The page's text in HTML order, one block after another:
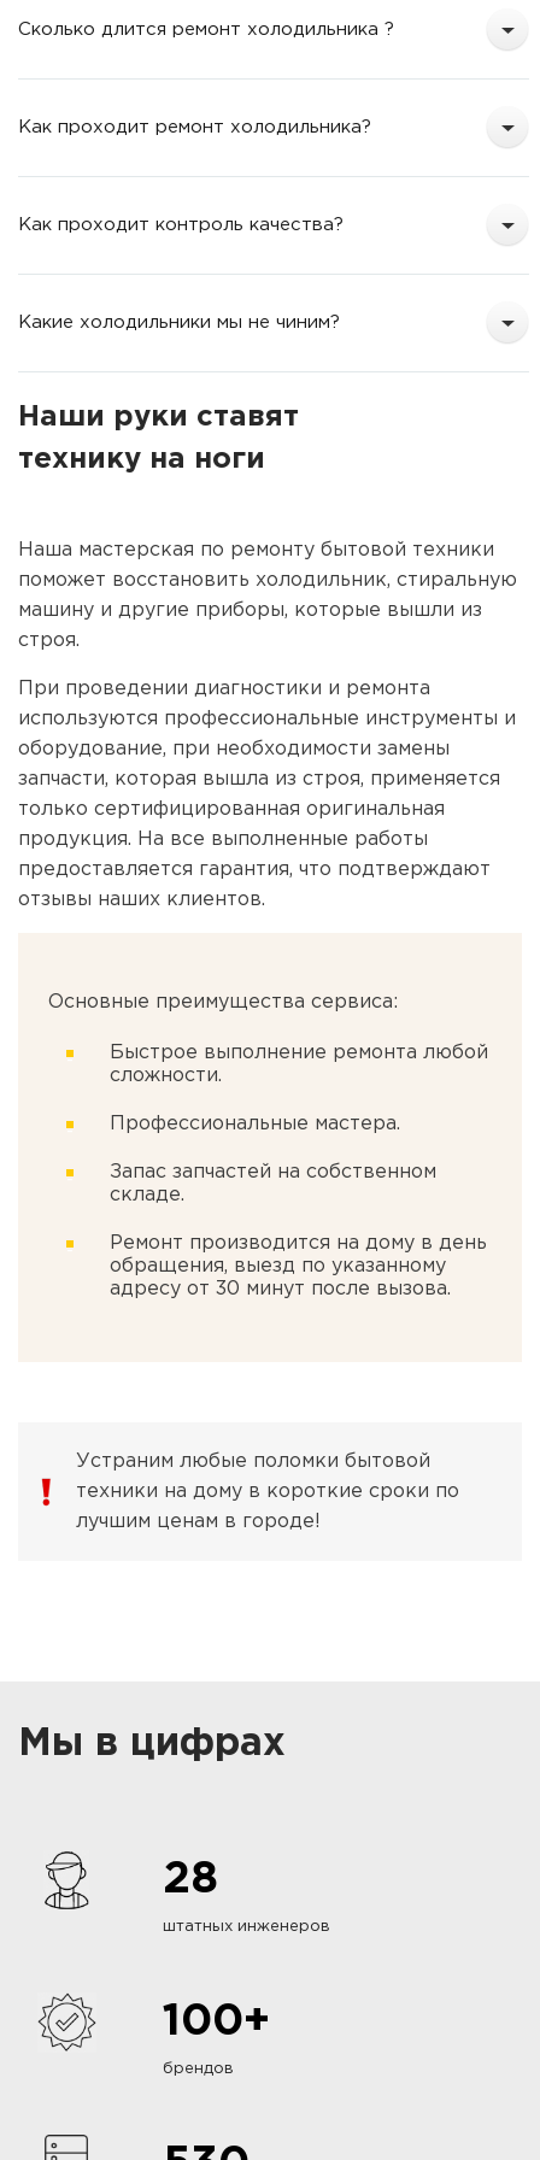
Сколько длится ремонт холодильника ?
Как проходит ремонт холодильника?
Как проходит контроль качества?
Какие холодильники мы не чиним?
Наши руки ставят
технику на ноги
Наша мастерская по ремонту бытовой техники
поможет восстановить холодильник, стиральную
машину и другие приборы, которые вышли из
строя.
При проведении диагностики и ремонта
используются профессиональные инструменты и
оборудование, при необходимости замены
запчасти, которая вышла из строя, применяется
только сертифицированная оригинальная
продукция. На все выполненные работы
предоставляется гарантия, что подтверждают
отзывы наших клиентов.
Основные преимущества сервиса:
Быстрое выполнение ремонта любой
сложности.
Профессиональные мастера.
Запас запчастей на собственном
складе.
Ремонт производится на дому в день
обращения, выезд по указанному
адресу от 30 минут после вызова.
Устраним любые поломки бытовой
техники на дому в короткие сроки по
лучшим ценам в городе!
Мы в цифрах
28
штатных инженеров
100+
брендов